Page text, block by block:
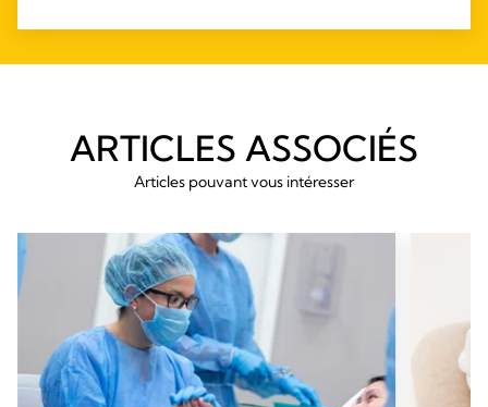
ARTICLES ASSOCIÉS
Articles pouvant vous intéresser